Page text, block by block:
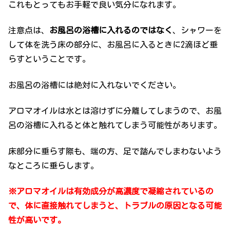
これもとってもお手軽で良い気分になれます。
注意点は、 お風呂の浴槽に入れるのではなく、シャワーを
して体を洗う床の部分に、お風呂に入るときに2滴ほど垂
らすということです。
お風呂の浴槽には絶対に入れないでください。
アロマオイルは水とは溶けずに分離してしまうので、お風
呂の浴槽に入れると体と触れてしまう可能性があります。
床部分に垂らす際も、端の方、足で踏んでしまわないよう
なところに垂らします。
※アロマオイルは有効成分が高濃度で凝縮されているの
で、体に直接触れてしまうと、トラブルの原因となる可能
性が高いです。